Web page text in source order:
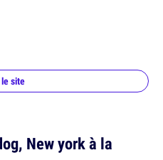
site
New york à la